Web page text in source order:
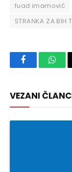
fuad imamović
STRANKA ZA BIH
Facebook
VEZANI